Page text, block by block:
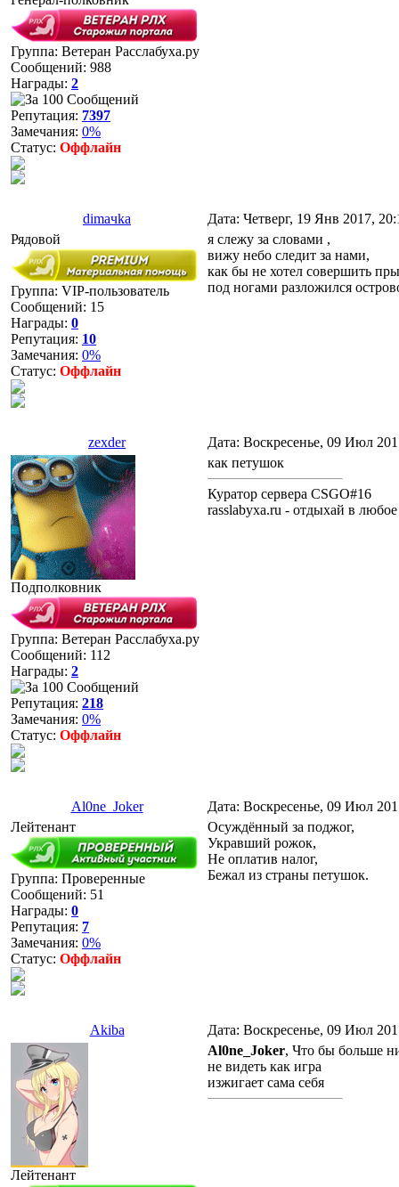
Группа: Ветеран Расслабуха.ру
Сообщений: 988
Награды: 2
Репутация: 7397
Замечания: 0%
Статус: Оффлайн
dimaчka
Дата: Четверг, 19 Янв 2017,
Рядовой
Группа: VIP-пользователь
Сообщений: 15
Награды: 0
Репутация: 10
Замечания: 0%
Статус: Оффлайн
я слежу за словами ,
вижу небо следит за нами,
как бы не хотел совершить
под ногами разложился
zexder Дата: Воскресенье, 09 Июл
Подполковник
Группа: Ветеран Расслабуха.ру
Сообщений: 112
Награды: 2
Репутация: 218
Замечания: 0%
Статус: Оффлайн
как петушок
Куратор сервера CSGO#16
rasslabyxa.ru - отдыхай в
Al0ne_Joker
Дата: Воскресенье, 09 Июл
Лейтенант
Группа: Проверенные
Сообщений: 51
Награды: 0
Репутация: 7
Замечания: 0%
Статус: Оффлайн
Осуждённый за поджог,
Укравший рожок,
Не оплатив налог,
Бежал из страны петушок.
Akiba Дата: Воскресенье, 09 Июл
Лейтенант
Al0ne_Joker, Что бы больше
не видеть как игра
изжигает сама себя